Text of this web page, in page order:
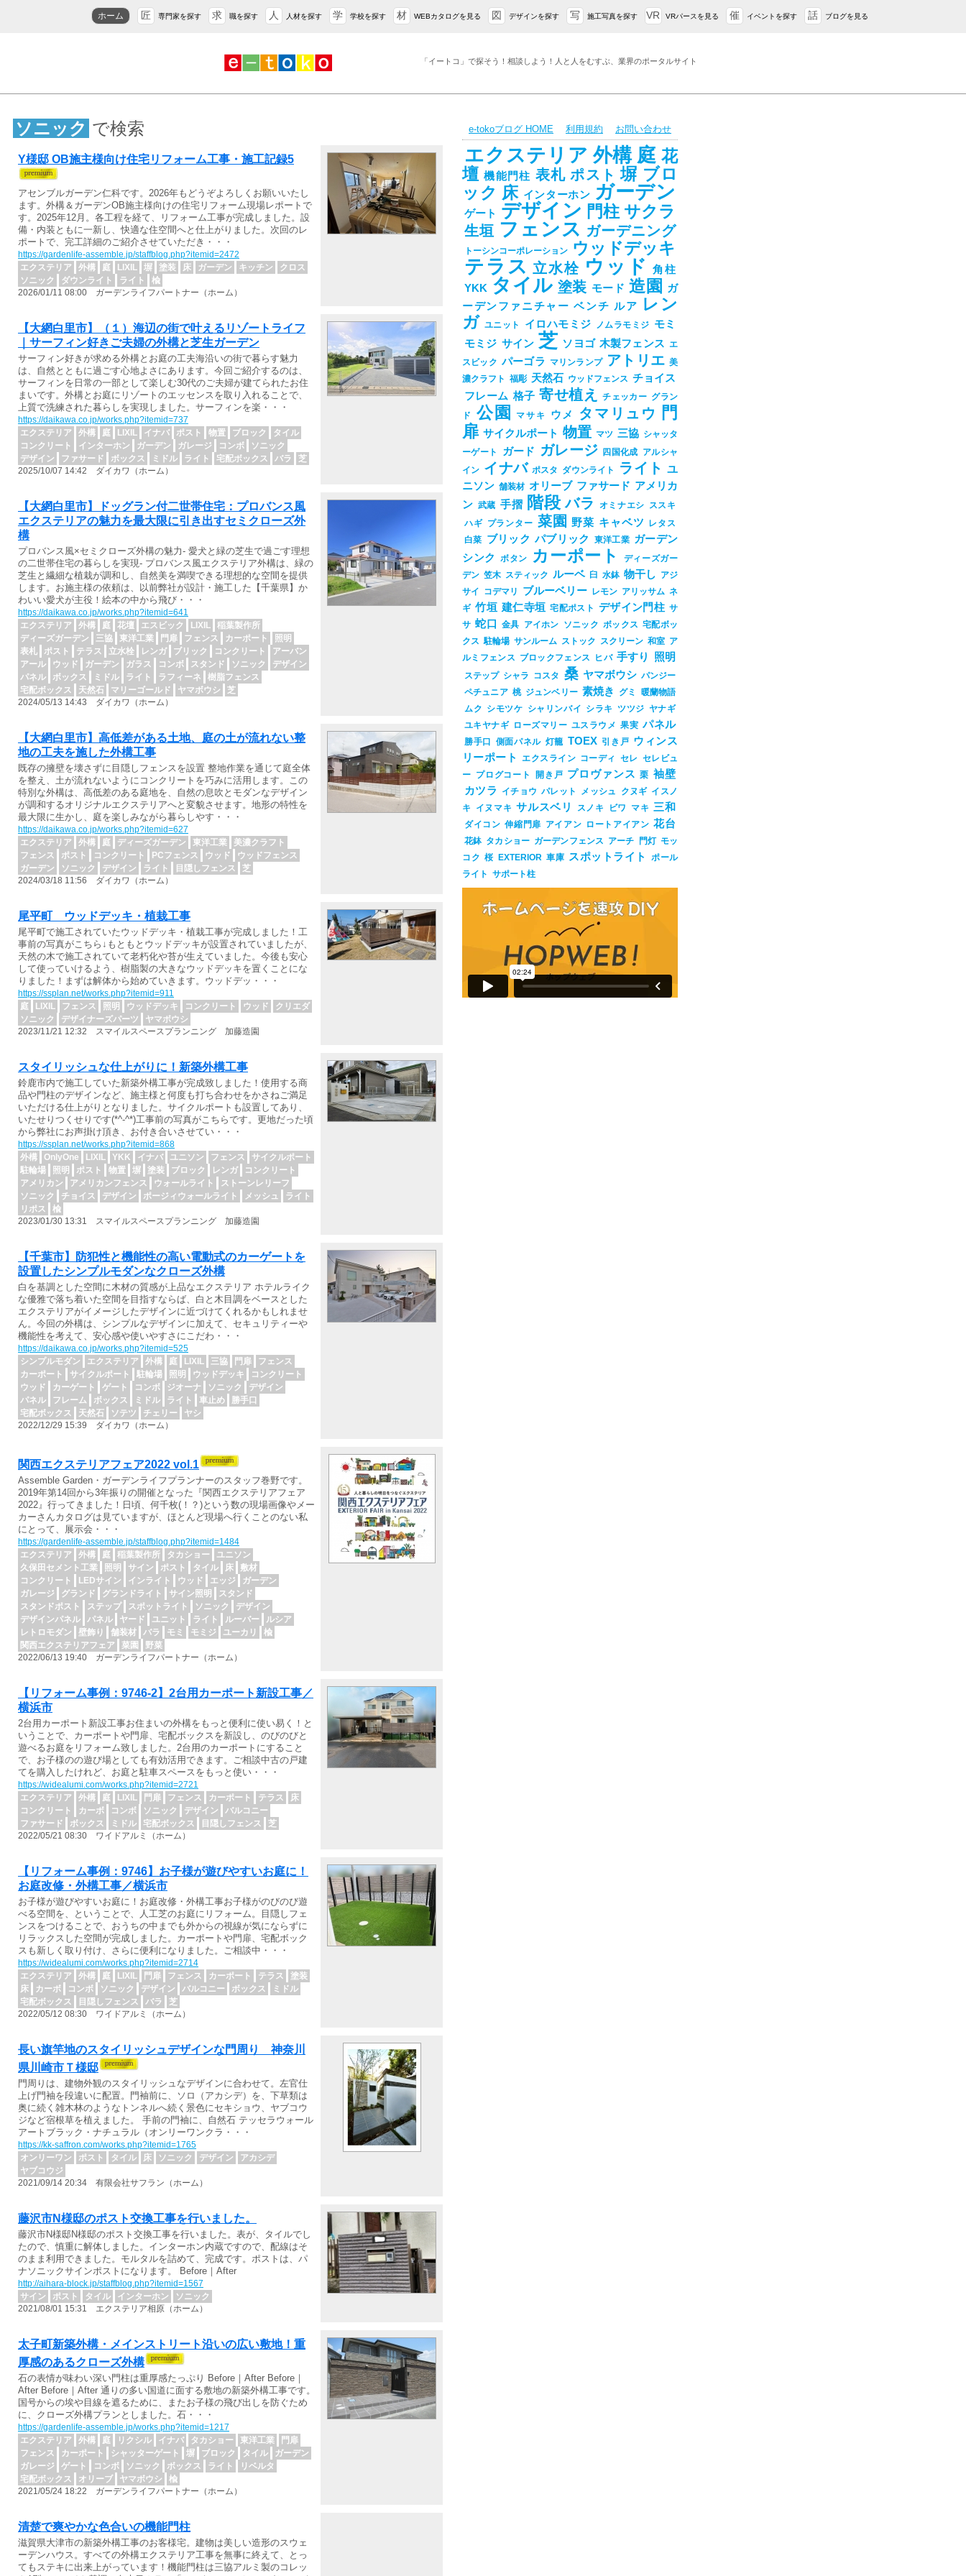
ホーム 匠 専門家を探す 求 職を探す 人 人材を探す 学 学校を探す 材 WEBカタログを見る 図 デザインを探す 写 施工写真を探す VR VRパースを見る 催 イベントを探す 話 ブログを見る
「イートコ」で探そう！相談しよう！人と人をむすぶ、業界のポータルサイト
ソニック で検索
Y様邸 OB施主様向け住宅リフォーム工事・施工記録5
アセンブルガーデン仁科です。2026年もどうぞよろしくお願いいたし
ます。外構＆ガーデンOB施主様向けの住宅リフォーム現場レポートで
す。2025年12月。各工程を経て、リフォーム工事が完成しました。設
備・内装ともに一新し、快適な住空間へと仕上がりました。次回のレ
ポートで、完工詳細のご紹介させていただき・・・
https://gardenlife-assemble.jp/staffblog.php?itemid=2472
エクステリア
外構 庭 LIXIL 塀 塗装 床 ガーデン キッチン
クロス
ソニック
ダウンライト ライト
楡
2026/01/11 08:00 ガーデンライフパートナー（ホーム）
【大網白里市】（１）海辺の街で叶えるリゾートライフ
｜サーフィン好きご夫婦の外構と芝生ガーデン
サーフィン好きが求める外構とお庭の工夫海沿いの街で暮らす魅力
は、自然とともに過ごす心地よさにあります。今回ご紹介するのは、
サーフィンを日常の一部として楽しむ30代のご夫婦が建てられたお住
まいです。外構とお庭にリゾートのエッセンスを取り入れることで、
上質で洗練された暮らしを実現しました。サーフィンを楽・・・
https://daikawa.co.jp/works.php?itemid=737
エクステリア
外構 庭 LIXIL イナバ ポスト 物置 ブロック
タイル
コンクリート
インターホン ガーデン ガレージ コンボ
ソニック
デザイン
ファサード ボックス ミドル ライト 宅配ボックス バラ
芝
2025/10/07 14:42 ダイカワ（ホーム）
【大網白里市】ドッグラン付二世帯住宅：プロバンス風
エクステリアの魅力を最大限に引き出すセミクローズ外
構
プロバンス風×セミクローズ外構の魅力- 愛犬と緑の芝生で過ごす理想
の二世帯住宅の暮らしを実現- プロバンス風エクステリア外構は、緑の
芝生と繊細な植栽が調和し、自然美を満喫できる理想的な空間を提供
します。お施主様の依頼は、以前弊社が設計・施工した【千葉県】か
わいい愛犬が主役！絵本の中から飛び・・・
https://daikawa.co.jp/works.php?itemid=641
エクステリア
外構 庭 花壇 エスビック LIXIL
稲葉製作所
ディーズガーデン
三協 東洋工業 門扉 フェンス カーポート
照明
表札
ポスト テラス 立水栓 レンガ ブリック コンクリート
アーバン
アール
ウッド ガーデン ガラス コンボ スタンド ソニック
デザイン
パネル
ボックス ミドル ライト ラフィーネ
樹脂フェンス
宅配ボックス
天然石 マリーゴールド ヤマボウシ
芝
2024/05/13 14:43 ダイカワ（ホーム）
【大網白里市】高低差がある土地、庭の土が流れない整
地の工夫を施した外構工事
既存の擁壁を壊さずに目隠しフェンスを設置 整地作業を通じて庭全体
を整え、土が流れないようにコンクリートを巧みに活用します。この
特別な外構は、高低差のある庭地を、自然の息吹とモダンなデザイン
が調和するオリジナルエクステリアへと変貌させます。地形の特性を
最大限に生かし、庭を楽しみながら暮らしやす・・・
https://daikawa.co.jp/works.php?itemid=627
エクステリア
外構 庭 ディーズガーデン 東洋工業
美濃クラフト
フェンス
ポスト コンクリート PCフェンス ウッド
ウッドフェンス
ガーデン
ソニック デザイン ライト 目隠しフェンス
芝
2024/03/18 11:56 ダイカワ（ホーム）
尾平町 ウッドデッキ・植栽工事
尾平町で施工されていたウッドデッキ・植栽工事が完成しました！工
事前の写真がこちら↓もともとウッドデッキが設置されていましたが、
天然の木で施工されていて老朽化や苔が生えていました。今後も安心
して使っていけるよう、樹脂製の大きなウッドデッキを置くことにな
りました！まずは解体から始めていきます。ウッドデッ・・・
https://ssplan.net/works.php?itemid=911
庭
LIXIL フェンス 照明 ウッドデッキ コンクリート ウッド
クリエダ
ソニック
デザイナーズパーツ
ヤマボウシ
2023/11/21 12:32 スマイルスペースプランニング 加藤造園
スタイリッシュな仕上がりに！新築外構工事
鈴鹿市内で施工していた新築外構工事が完成致しました！使用する商
品や門柱のデザインなど、施主様と何度も打ち合わせをかさねご満足
いただける仕上がりとなりました。サイクルポートも設置してあり、
いたせりつくせりです(*^-^*)工事前の写真がこちらです。更地だった頃
から弊社にお声掛け頂き、お付き合いさせてい・・・
https://ssplan.net/works.php?itemid=868
外構
OnlyOne LIXIL YKK イナバ ユニソン フェンス
サイクルポート
駐輪場
照明 ポスト 物置 塀 塗装 ブロック レンガ
コンクリート
アメリカン
アメリカンフェンス ウォールライト
ストーンレリーフ
ソニック
チョイス デザイン ポージィウォールライト メッシュ
ライト
リポス
楡
2023/01/30 13:31 スマイルスペースプランニング 加藤造園
【千葉市】防犯性と機能性の高い電動式のカーゲートを
設置したシンプルモダンなクローズ外構
白を基調とした空間に木材の質感が上品なエクステリア ホテルライク
な優雅で落ち着いた空間を目指すならば、白と木目調をベースとした
エクステリアがイメージしたデザインに近づけてくれるかもしれませ
ん。今回の外構は、シンプルなデザインに加えて、セキュリティーや
機能性を考えて、安心感や使いやすさにこだわ・・・
https://daikawa.co.jp/works.php?itemid=525
シンプルモダン
エクステリア 外構 庭 LIXIL 三協 門扉
フェンス
カーポート
サイクルポート 駐輪場 照明 ウッドデッキ
コンクリート
ウッド
カーゲート ゲート コンボ ジオーナ ソニック
デザイン
パネル
フレーム ボックス ミドル ライト 車止め
勝手口
宅配ボックス
天然石 ソテツ チェリー
ヤシ
2022/12/29 15:39 ダイカワ（ホーム）
関西エクステリアフェア2022 vol.1
Assemble Garden・ガーデンライフプランナーのスタッフ巻野です。
2019年第14回から3年振りの開催となった『関西エクステリアフェア
2022』行ってきました！日頃、何千枚(！？)という数の現場画像やメー
カーさんカタログは見ていますが、ほとんど現場へ行くことのない私
にとって、展示会・・・
https://gardenlife-assemble.jp/staffblog.php?itemid=1484
エクステリア
外構 庭 稲葉製作所 タカショー
ユニソン
久保田セメント工業
照明 サイン ポスト タイル 床
敷材
コンクリート
LEDサイン インライト ウッド エッジ
ガーデン
ガレージ
グランド グランドライト サイン照明
スタンド
スタンドポスト
ステップ スポットライト ソニック
デザイン
デザインパネル
パネル ヤード ユニット ライト ルーバー
ルシア
レトロモダン
壁飾り 舗装材 バラ モミ モミジ ユーカリ
楡
関西エクステリアフェア
菜園
野菜
2022/06/13 19:40 ガーデンライフパートナー（ホーム）
【リフォーム事例：9746-2】2台用カーポート新設工事／
横浜市
2台用カーポート新設工事お住まいの外構をもっと便利に使い易く！と
いうことで、カーポートや門扉、宅配ボックスを新設し、のびのびと
遊べるお庭をリフォーム致しました。2台用のカーポートにすること
で、お子様のの遊び場としても有効活用できます。ご相談中古の戸建
てを購入したけれど、お庭と駐車スペースをもっと使い・・・
https://widealumi.com/works.php?itemid=2721
エクステリア
外構 庭 LIXIL 門扉 フェンス カーポート テラス
床
コンクリート
カーボ コンボ ソニック デザイン
バルコニー
ファサード
ボックス ミドル 宅配ボックス 目隠しフェンス
芝
2022/05/21 08:30 ワイドアルミ（ホーム）
【リフォーム事例：9746】お子様が遊びやすいお庭に！
お庭改修・外構工事／横浜市
お子様が遊びやすいお庭に！お庭改修・外構工事お子様がのびのび遊
べる空間を、ということで、人工芝のお庭にリフォーム。目隠しフェ
ンスをつけることで、おうちの中までも外からの視線が気にならずに
リラックスした空間が完成しました。カーポートや門扉、宅配ボック
スも新しく取り付け、さらに便利になりました。ご相談中・・・
https://widealumi.com/works.php?itemid=2714
エクステリア
外構 庭 LIXIL 門扉 フェンス カーポート テラス
塗装
床
カーボ コンボ ソニック デザイン バルコニー ボックス
ミドル
宅配ボックス
目隠しフェンス バラ
芝
2022/05/12 08:30 ワイドアルミ（ホーム）
長い旗竿地のスタイリッシュデザインな門周り 神奈川
県川崎市Ｔ様邸
門周りは、建物外観のスタイリッシュなデザインに合わせて。左官仕
上げ門袖を段違いに配置。門袖前に、ソロ（アカシデ）を、下草類は
奥に続く雑木林のようなトンネルへ続く景色にセキショウ、ヤブコウ
ジなど宿根草を植えました。 手前の門袖に、自然石 テッセラウォール
アートブラック・ナチュラル（オンリーワンクラ・・・
https://kk-saffron.com/works.php?itemid=1765
オンリーワン
ポスト タイル 床 ソニック デザイン
アカシデ
ヤブコウジ
2021/09/14 20:34 有限会社サフラン（ホーム）
藤沢市N様邸のポスト交換工事を行いました。
藤沢市N様邸N様邸のポスト交換工事を行いました。表が、タイルでし
たので、慎重に解体しました。インターホン内蔵ですので、配線はそ
のまま利用できました。モルタルを詰めて、完成です。ポストは、パ
ナソニックサインポストになります。 Before｜After
http://aihara-block.jp/staffblog.php?itemid=1567
サイン
ポスト タイル インターホン
ソニック
2021/08/01 15:31 エクステリア相原（ホーム）
太子町新築外構・メインストリート沿いの広い敷地！重
厚感のあるクローズ外構
石の表情が味わい深い門柱は重厚感たっぷり Before｜After Before｜
After Before｜After 通りの多い国道に面する敷地の新築外構工事です。
国号からの埃や目線を遮るために、またお子様の飛び出しを防ぐため
に、クローズ外構プランとしました。石・・・
https://gardenlife-assemble.jp/works.php?itemid=1217
エクステリア
外構 庭 リクシル イナバ タカショー 東洋工業
門扉
フェンス
カーポート シャッターゲート 塀 ブロック タイル
ガーデン
ガレージ
ゲート コンボ ソニック ボックス ライト
リベルタ
宅配ボックス
オリーブ ヤマボウシ
楡
2021/05/24 18:22 ガーデンライフパートナー（ホーム）
清楚で爽やかな色合いの機能門柱
滋賀県大津市の新築外構工事のお客様宅。建物は美しい造形のスウェ
ーデンハウス。すべての外構エクステリア工事を無事に終えて、とっ
てもステキに出来上がっています！機能門柱は三協アルミ製のコレッ
e-tokoブログ HOME 利用規約 お問い合わせ
エクステリア 外構 庭 花
壇 機能門柱 表札 ポスト 塀 ブロ
ック 床 インターホン ガーデン
ゲート デザイン 門柱 サクラ
生垣 フェンス ガーデニング
トーシンコーポレーション ウッドデッキ
テラス 立水栓 ウッド
角柱
YKK タイル 塗装 モード 造園
ガ
ーデンファニチャー ベンチ ルア
レン
ガ ユニット イロハモミジ ノムラモミジ モミ
モミジ サイン 芝 ソヨゴ 木製フェンス エ
スビック パーゴラ マリンランプ アトリエ 美
濃クラフト 福彫 天然石 ウッドフェンス チョイス
フレーム 格子 寄せ植え チェッカー グラン
ド
公園 マサキ ウメ タマリュウ
門
扉 サイクルポート 物置 マツ 三協 シャッタ
ーゲート
ガード ガレージ 四国化成 アルシャ
イン イナバ ポスタ ダウンライト ライト ユ
ニソン 舗装材 オリーブ ファサード アメリカ
ン 武蔵 手摺 階段 バラ オミナエシ ススキ
ハギ プランター 菜園 野菜 キャベツ
レタス
白菜 ブリック パブリック 東洋工業 ガーデン
シンク
ボタン カーポート
ディーズガー
デン 笠木 スティック ルーベ 臼 水鉢 物干し アジ
サイ コデマリ ブルーベリー レモン アリッサム ネ
ギ 竹垣 建仁寺垣 宅配ポスト デザイン門柱 サ
サ 蛇口 金具 アイホン ソニック ボックス 宅配ボッ
クス 駐輪場 サンルーム ストック スクリーン 和室 ア
ルミフェンス ブロックフェンス ヒバ 手すり 照明
ステップ シャラ コスタ 桑 ヤマボウシ パンジー
ペチュニア 桃 ジュンベリー 素焼き グミ
暖蘭物語
ムク シモツケ シャリンバイ シラキ ツツジ ヤナギ
ユキヤナギ ローズマリー ユスラウメ 果実 パネル
勝手口 側面パネル 灯籠 TOEX 引き戸 ウィンス
リーポート
エクスライン コーディ セレ セレビュ
ー プログコート 開き戸 プロヴァンス 栗 袖壁
カツラ
イチョウ パレット メッシュ クヌギ イスノ
キ
イヌマキ サルスベリ スノキ ビワ マキ 三和
ダイコン 伸縮門扉 アイアン ロートアイアン 花台
花鉢 タカショー ガーデンフェンス アーチ 門灯 モッ
コク 桜 EXTERIOR 車庫 スポットライト
ポール
ライト サポート柱